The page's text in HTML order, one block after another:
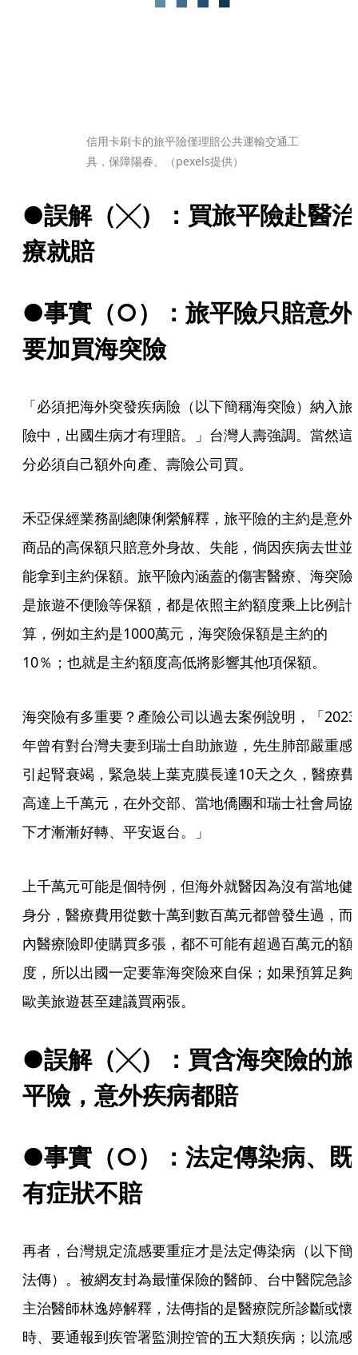
信用卡刷卡的旅平險僅理賠公共運輸交通工
具，保障陽春。（pexels提供）
●誤解（╳）：買旅平險赴醫治
療就賠
●事實（○）：旅平險只賠意外
要加買海突險
「必須把海外突發疾病險（以下簡稱海突險）納入旅
險中，出國生病才有理賠。」台灣人壽強調。當然這
分必須自己額外向產、壽險公司買。
禾亞保經業務副總陳俐縈解釋，旅平險的主約是意外
商品的高保額只賠意外身故、失能，倘因疾病去世並
能拿到主約保額。旅平險內涵蓋的傷害醫療、海突險
是旅遊不便險等保額，都是依照主約額度乘上比例計
算，例如主約是1000萬元，海突險保額是主約的
10％；也就是主約額度高低將影響其他項保額。
海突險有多重要？產險公司以過去案例說明，「2023
年曾有對台灣夫妻到瑞士自助旅遊，先生肺部嚴重感
引起腎衰竭，緊急裝上葉克膜長達10天之久，醫療費
高達上千萬元，在外交部、當地僑團和瑞士社會局協
下才漸漸好轉、平安返台。」
上千萬元可能是個特例，但海外就醫因為沒有當地健
身分，醫療費用從數十萬到數百萬元都曾發生過，而
內醫療險即使購買多張，都不可能有超過百萬元的額
度，所以出國一定要靠海突險來自保；如果預算足夠
歐美旅遊甚至建議買兩張。
●誤解（╳）：買含海突險的旅
平險，意外疾病都賠
●事實（○）：法定傳染病、既
有症狀不賠
再者，台灣規定流感要重症才是法定傳染病（以下簡
法傳）。被網友封為最懂保險的醫師、台中醫院急診
主治醫師林逸婷解釋，法傳指的是醫療院所診斷或懷
時、要通報到疾管署監測控管的五大類疾病；以流感